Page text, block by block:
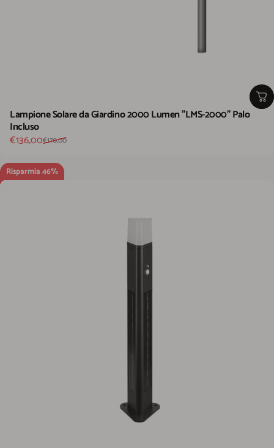
Lampione Solare da Giardino 2000 Lumen "LMS-2000" Palo
Incluso
Prezzo scontato
€136,00
Prezzo di listino
€170,00
Risparmia 46%